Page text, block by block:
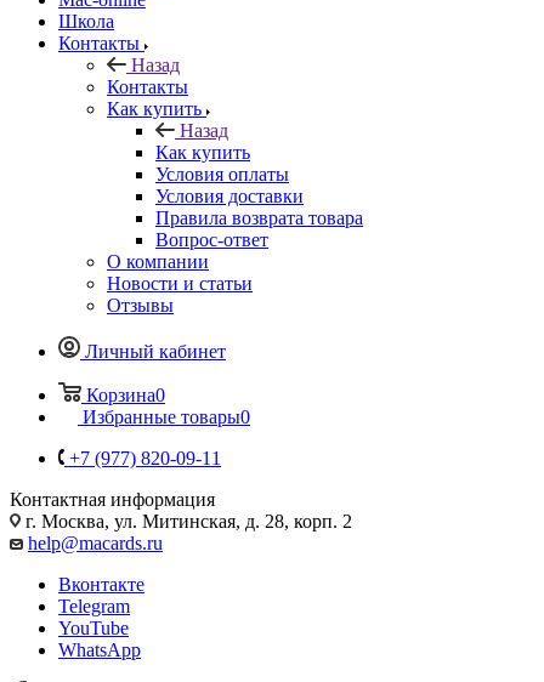
Школа
Контакты
Назад
Контакты
Как купить
Назад
Как купить
Условия оплаты
Условия доставки
Правила возврата товара
Вопрос-ответ
О компании
Новости и статьи
Отзывы
Личный кабинет
Корзина0
Избранные товары0
+7 (977) 820-09-11
Контактная информация
г. Москва, ул. Митинская, д. 28, корп. 2
help@macards.ru
Вконтакте
Telegram
YouTube
WhatsApp